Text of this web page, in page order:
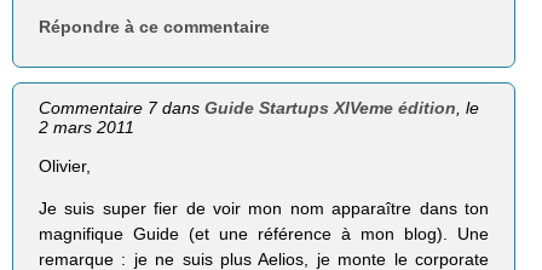
Répondre à ce commentaire
Commentaire 7 dansGuide Startups XIVeme édition , le
2 mars 2011
Olivier,
Je suis super fier de voir mon nom apparaître dans ton
magnifique Guide (et une référence à mon blog). Une
remarque : je ne suis plus Aelios, je monte le corporate